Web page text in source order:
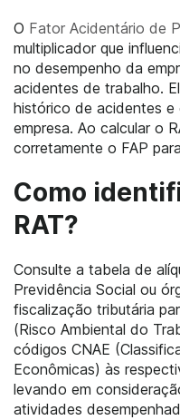
O Fator Acidentário de
multiplicador que
no desempenho da
acidentes de trabalho.
histórico de acidentes
empresa. Ao calcular o
corretamente o FAP
Como
RAT?
Consulte a tabela de
Previdência Social ou
fiscalização tributária
(Risco Ambiental do
códigos CNAE
Econômicas) às
levando em
atividades